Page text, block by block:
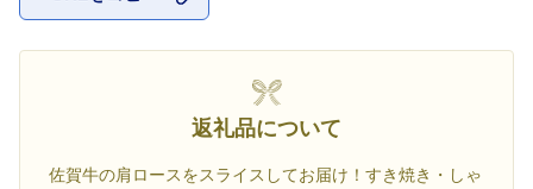
返礼品について
佐賀牛の肩ロースをスライスしてお届け！すき焼き・しゃ